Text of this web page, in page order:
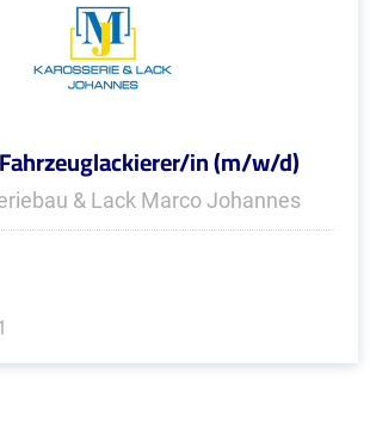
in (m/w/d)
& Lack Marco Johannes